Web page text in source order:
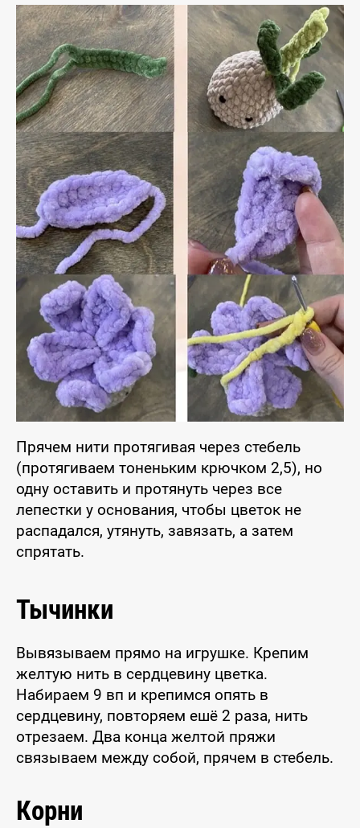
Прячем нити протягивая через стебель
(протягиваем тоненьким крючком 2,5), но
одну оставить и протянуть через все
лепестки у основания, чтобы цветок не
распадался, утянуть, завязать, а затем
спрятать.
Тычинки
Вывязываем прямо на игрушке. Крепим
желтую нить в сердцевину цветка.
Набираем 9 вп и крепимся опять в
сердцевину, повторяем ешё 2 раза, нить
отрезаем. Два конца желтой пряжи
связываем между собой, прячем в стебель.
Корни